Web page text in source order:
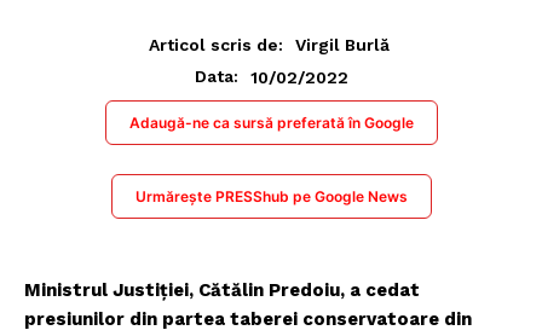
Articol scris de:
Virgil Burlă
Data:
10/02/2022
Adaugă-ne ca sursă preferată în Google
Urmărește PRESShub pe Google News
Ministrul Justiției, Cătălin Predoiu, a cedat
presiunilor din partea taberei conservatoare din